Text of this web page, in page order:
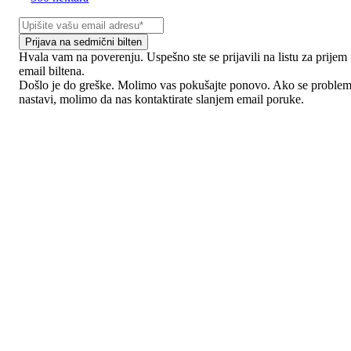
Prijava na sedmični bilten
Hvala vam na poverenju. Uspešno ste se prijavili na listu za prijem
email biltena.
Došlo je do greške. Molimo vas pokušajte ponovo. Ako se
nastavi, molimo da nas kontaktirate slanjem email poruke.